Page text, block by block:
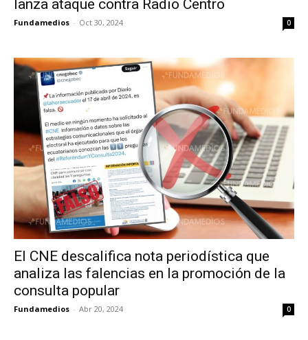
lanza ataque contra Radio Centro
Fundamedios - Oct 30, 2024 0
El CNE descalifica nota periodística que
analiza las falencias en la promoción de la
consulta popular
Fundamedios - Abr 20, 2024 0